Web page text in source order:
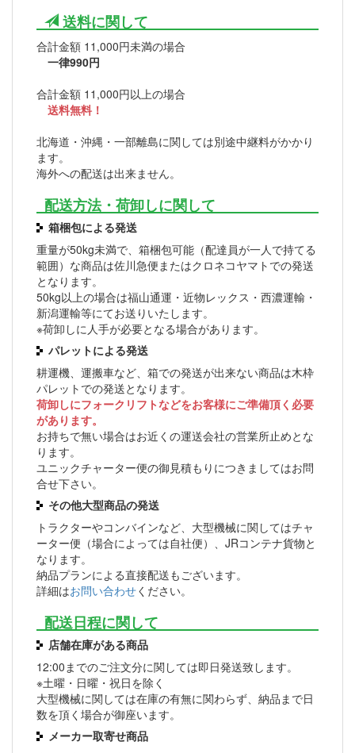
送料に関して
合計金額 11,000円未満の場合
一律990円
合計金額 11,000円以上の場合
送料無料！
北海道・沖縄・一部離島に関しては別途中継料がかかり
ます。
海外への配送は出来ません。
配送方法・荷卸しに関して
箱梱包による発送
重量が50kg未満で、箱梱包可能（配達員が一人で持てる
範囲）な商品は佐川急便またはクロネコヤマトでの発送
となります。
50kg以上の場合は福山通運・近物レックス・西濃運輸・
新潟運輸等にてお送りいたします。
※荷卸しに人手が必要となる場合があります。
パレットによる発送
耕運機、運搬車など、箱での発送が出来ない商品は木枠
パレットでの発送となります。
荷卸しにフォークリフトなどをお客様にご準備頂く必要
があります。
お持ちで無い場合はお近くの運送会社の営業所止めとな
ります。
ユニックチャーター便の御見積もりにつきましてはお問
合せ下さい。
その他大型商品の発送
トラクターやコンバインなど、大型機械に関してはチャ
ーター便（場合によっては自社便）、JRコンテナ貨物と
なります。
納品プランによる直接配送もございます。
詳細はお問い合わせください。
配送日程に関して
店舗在庫がある商品
12:00までのご注文分に関しては即日発送致します。
※土曜・日曜・祝日を除く
大型機械に関しては在庫の有無に関わらず、納品まで日
数を頂く場合が御座います。
メーカー取寄せ商品